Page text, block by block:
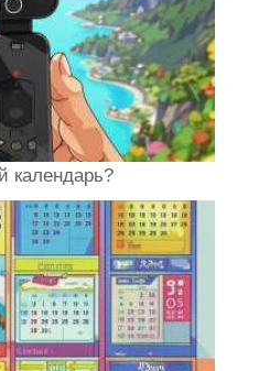
календарь?